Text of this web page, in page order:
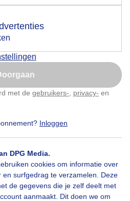
met de gebruikers- privacy- en
Inloggen
DPG Media.
cookies om informatie over
surfgedrag te verzamelen. Deze
de gegevens die je zelf deelt met
aanmaakt. Dit doen we om
20:10
toon de popup
later
dit aan te passen